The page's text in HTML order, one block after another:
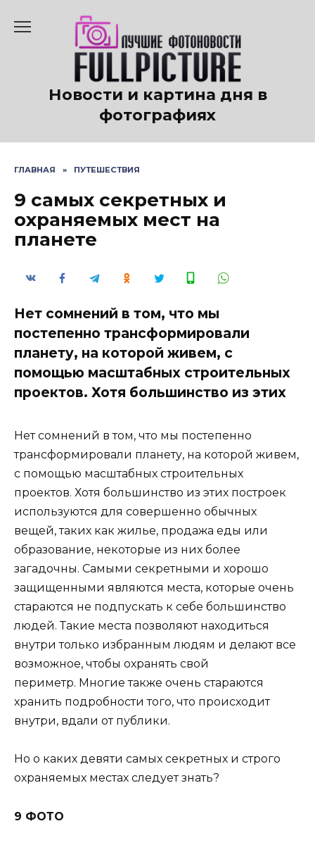
содержанию
Новости и картина дня в
фотографиях
ГЛАВНАЯ » ПУТЕШЕСТВИЯ
9 самых секретных и
охраняемых мест на
планете
Нет сомнений в том, что мы
постепенно трансформировали
планету, на которой живем, с
помощью масштабных строительных
проектов. Хотя большинство из этих
Нет сомнений в том, что мы постепенно
трансформировали планету, на которой живем,
с помощью масштабных строительных
проектов. Хотя большинство из этих построек
используются для совершенно обычных
вещей, таких как жилье, продажа еды или
образование, некоторые из них более
загадочны. Самыми секретными и хорошо
защищенными являются места, которые очень
стараются не подпускать к себе большинство
людей. Такие места позволяют находиться
внутри только избранным людям и делают все
возможное, чтобы охранять свой
периметр. Многие также очень стараются
хранить подробности того, что происходит
внутри, вдали от публики.
Но о каких девяти самых секретных и строго
охраняемых местах следует знать?
9 ФОТО